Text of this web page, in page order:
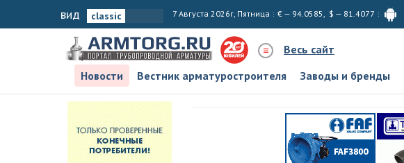
вид 7 Августа 2026г, Пятница € — 94.0585, $ — 81.4077
Весь сайт
Новости
Вестник арматуростроителя Заводы и бренды